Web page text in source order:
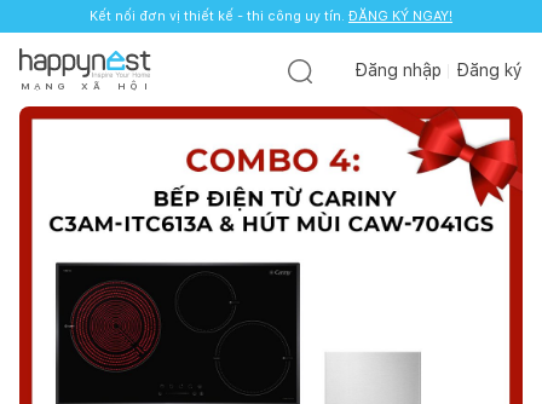
Kết nối đơn vị thiết kế - thi công uy tín. ĐĂNG KÝ NGAY!
M Ạ N G X Ã H Ộ I
Đăng nhập Đăng ký